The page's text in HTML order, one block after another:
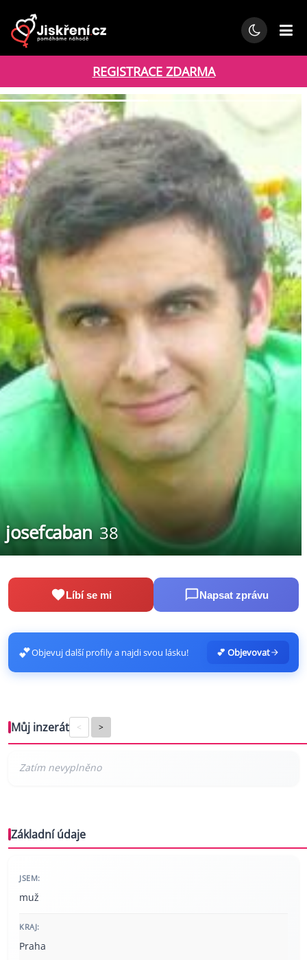
REGISTRACE ZDARMA
josefcaban 38
Líbí se mi Napsat zprávu
💕Objevuj další profily a najdi svou lásku! 💕 Objevovat
Můj inzerát < >
Základní údaje
JSEM:
muž
KRAJ:
Praha